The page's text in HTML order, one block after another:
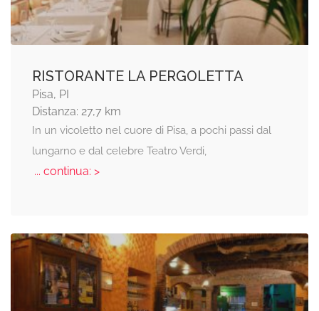
RISTORANTE LA PERGOLETTA
Pisa, PI
Distanza: 27,7 km
In un vicoletto nel cuore di Pisa, a pochi passi dal
lungarno e dal celebre Teatro Verdi,
... continua: >